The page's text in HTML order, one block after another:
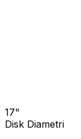
17"
Disk Diametri